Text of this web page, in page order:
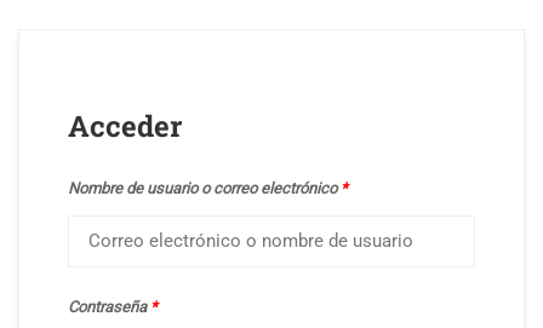
Acceder
Nombre de usuario o correo electrónico *
Contraseña *